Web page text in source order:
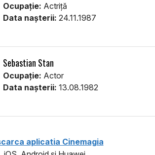
Ocupație: Actriță
Data nașterii: 24.11.1987
Sebastian Stan
Ocupație: Actor
Data nașterii: 13.08.1982
aplicatia Cinemagia